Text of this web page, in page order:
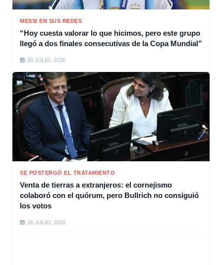
MESSI EN SUS REDES
“Hoy cuesta valorar lo que hicimos, pero este grupo
llegó a dos finales consecutivas de la Copa Mundial”
20 JULIO, 2026
SE POSTERGÓ EL TRATAMIENTO
Venta de tierras a extranjeros: el cornejismo
colaboró con el quórum, pero Bullrich no consiguió
los votos
16 JULIO, 2026